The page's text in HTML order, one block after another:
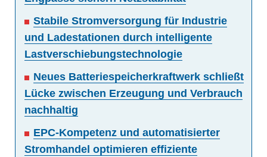
Stabile Stromversorgung für Industrie
und Ladestationen durch intelligente
Lastverschiebungstechnologie
Neues Batteriespeicherkraftwerk schließt
Lücke zwischen Erzeugung und Verbrauch
nachhaltig
EPC-Kompetenz und automatisierter
Stromhandel optimieren effiziente